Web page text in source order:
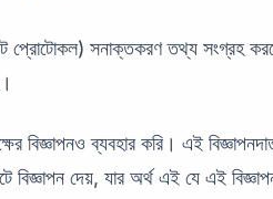
প্রোটোকল) সনাক্তকরণ তথ্য সংগ্রহ
বিজ্ঞাপনও ব্যবহার করি। এই
দেয়, যার অর্থ এই যে এই